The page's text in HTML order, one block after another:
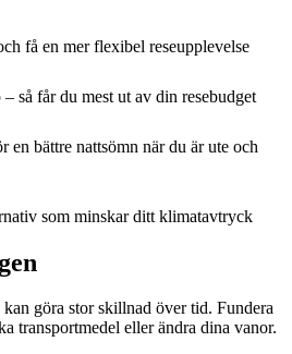
få en mer flexibel reseupplevelse
så får du mest ut av din resebudget
en bättre nattsömn när du är ute och
som minskar ditt klimatavtryck
göra stor skillnad över tid. Fundera
transportmedel eller ändra dina vanor.